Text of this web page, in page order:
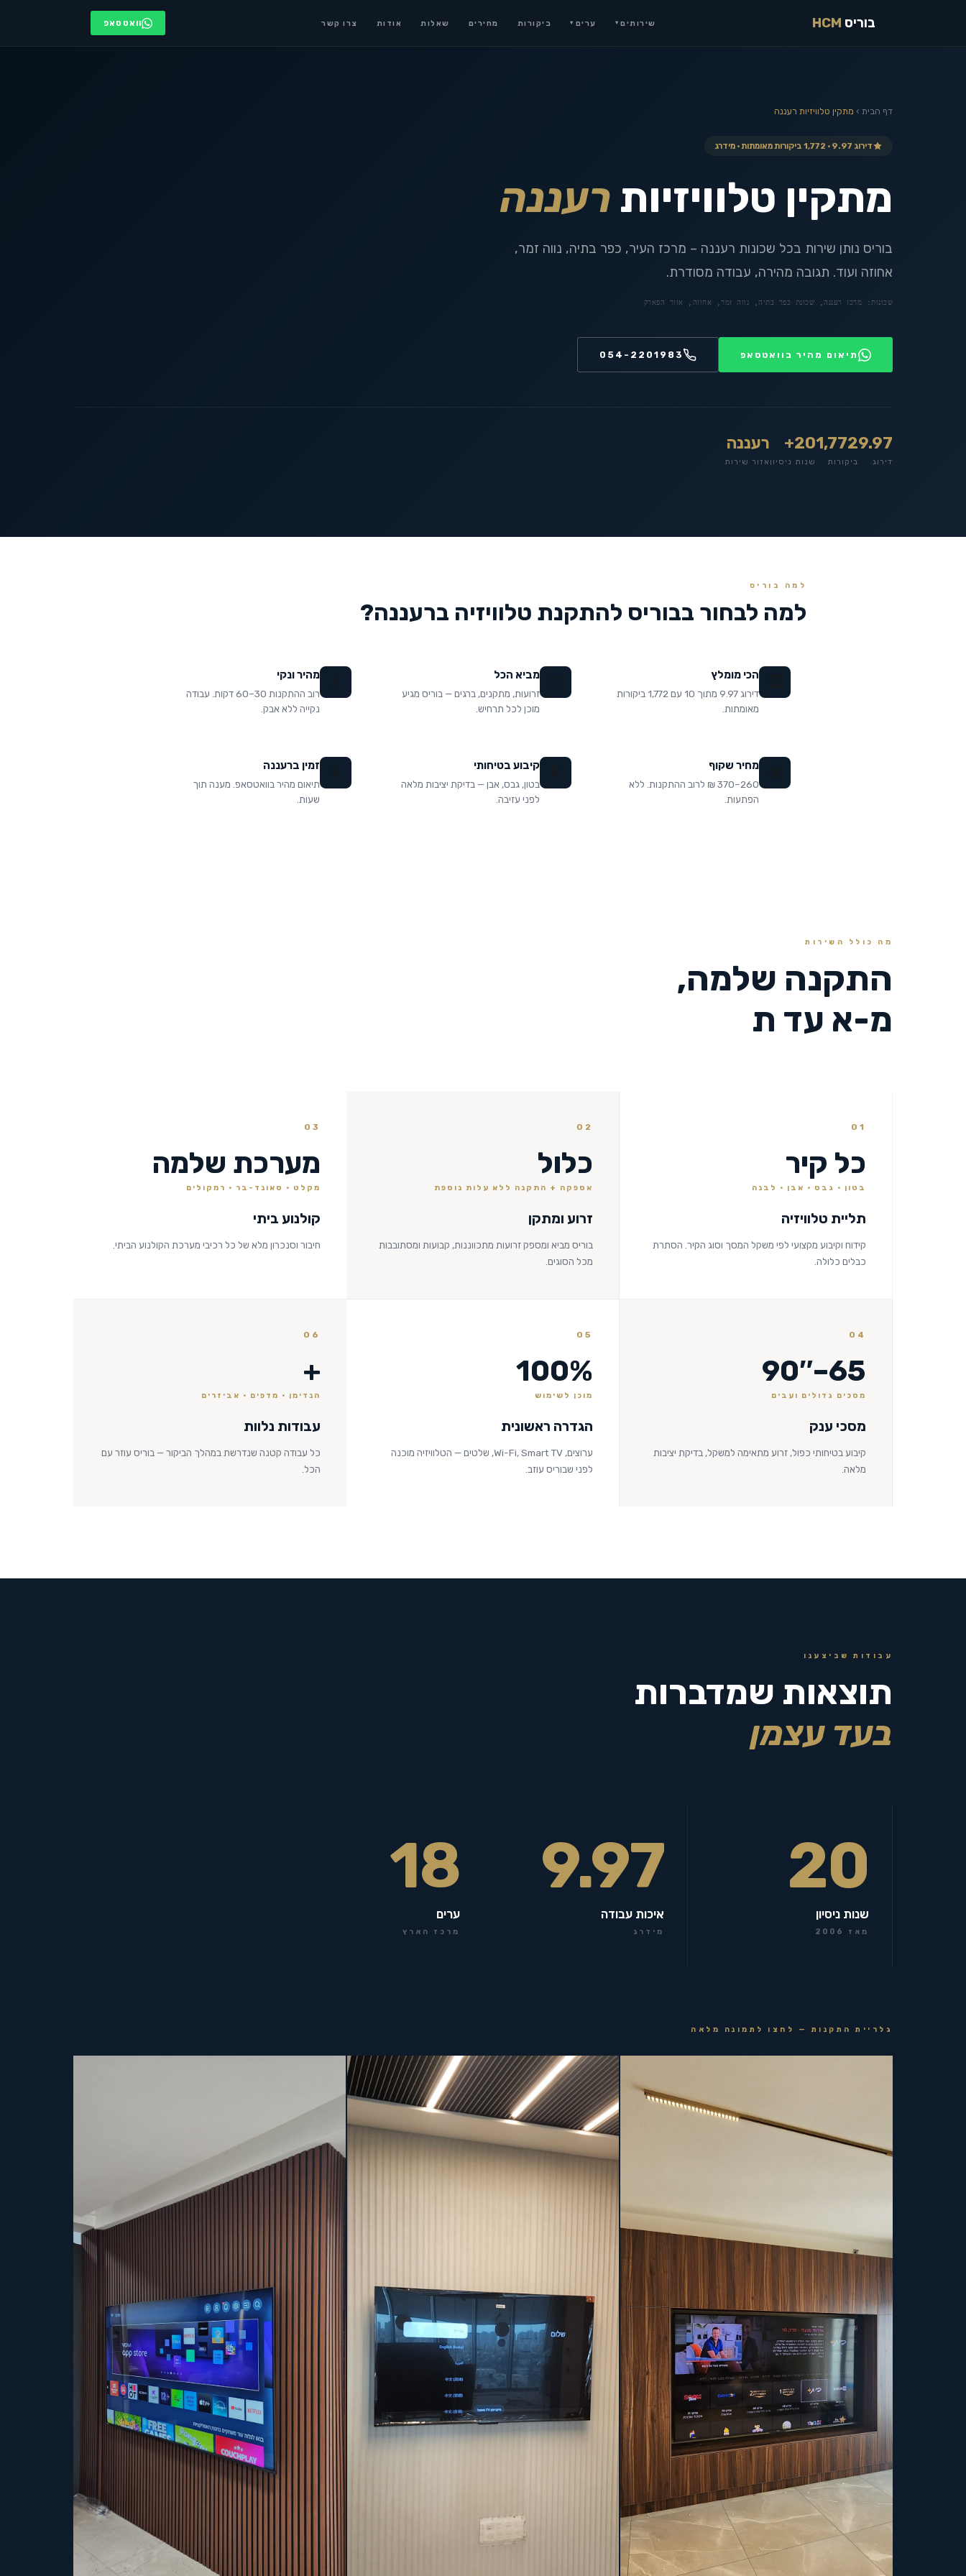
שירותים ▾ ערים ▾ ביקורות מחירים שאלות אודות צרו קשר וואטסאפ בוריס HCM
דף הבית › מתקין טלוויזיות רעננה
דירוג 9.97 · 1,772 ביקורות מאומתות · מידרג
מתקין טלוויזיות רעננה
בוריס נותן שירות בכל שכונות רעננה – מרכז העיר, כפר בתיה, נווה זמר,
אחוזה ועוד. תגובה מהירה, עבודה מסודרת.
שכונות: מרכז רעננה, שכונת כפר בתיה, נווה זמר, אחוזה, אזור הפארק
תיאום מהיר בוואטסאפ 054-2201983
9.97
דירוג
1,772
ביקורות
20+
שנות ניסיון
רעננה
אזור שירות
למה בוריס
למה לבחור בבוריס להתקנת טלוויזיה ברעננה?
הכי מומלץ
דירוג 9.97 מתוך 10 עם 1,772 ביקורות
מאומתות.
מביא הכל
זרועות, מתקנים, ברגים — בוריס מגיע
מוכן לכל תרחיש.
מהיר ונקי
רוב ההתקנות 30–60 דקות. עבודה
נקייה ללא אבק.
מחיר שקוף
260–370 ₪ לרוב ההתקנות. ללא
הפתעות.
קיבוע בטיחותי
בטון, גבס, אבן — בדיקת יציבות מלאה
לפני עזיבה.
זמין ברעננה
תיאום מהיר בוואטסאפ. מענה תוך
שעות.
מה כולל השירות
התקנה שלמה,
מ-א עד ת
01
כל קיר
בטון · גבס · אבן · לבנה
תליית טלוויזיה
קידוח וקיבוע מקצועי לפי משקל המסך וסוג הקיר. הסתרת
כבלים כלולה.
02
כלול
אספקה + התקנה ללא עלות נוספת
זרוע ומתקן
בוריס מביא ומספק זרועות מתכווננות, קבועות ומסתובבות
מכל הסוגים.
03
מערכת שלמה
מקלט · סאונד-בר · רמקולים
קולנוע ביתי
חיבור וסנכרון מלא של כל רכיבי מערכת הקולנוע הביתי.
04
65–90″
מסכים גדולים ועבים
מסכי ענק
קיבוע בטיחותי כפול, זרוע מתאימה למשקל, בדיקת יציבות
מלאה.
05
100%
מוכן לשימוש
הגדרה ראשונית
ערוצים, Wi-Fi, Smart TV, שלטים — הטלוויזיה מוכנה
לפני שבוריס עוזב.
06
+
הנדימן · מדפים · אביזרים
עבודות נלוות
כל עבודה קטנה שנדרשת במהלך הביקור — בוריס עוזר עם
הכל.
עבודות שביצענו
תוצאות שמדברות
בעד עצמן
20
שנות ניסיון
מאז 2006
9.97
איכות עבודה
מידרג
18
ערים
מרכז הארץ
גלריית התקנות — לחצו לתמונה מלאה